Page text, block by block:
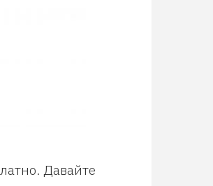
Давайте